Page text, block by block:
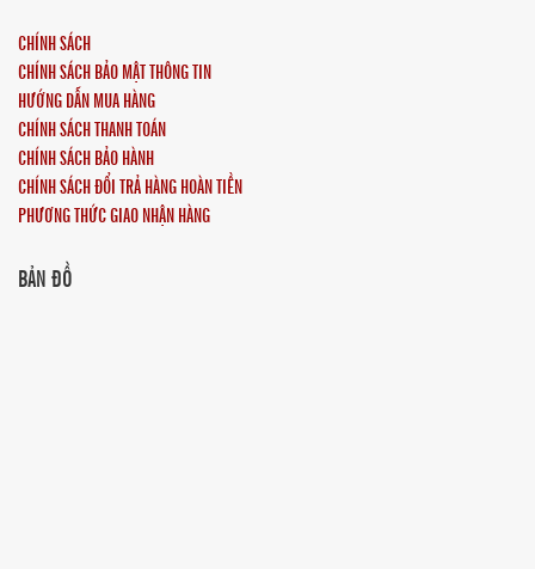
CHÍNH SÁCH
CHÍNH SÁCH BẢO MẬT THÔNG TIN
HƯỚNG DẪN MUA HÀNG
CHÍNH SÁCH THANH TOÁN
CHÍNH SÁCH BẢO HÀNH
CHÍNH SÁCH ĐỔI TRẢ HÀNG HOÀN TIỀN
PHƯƠNG THỨC GIAO NHẬN HÀNG
BẢN ĐỒ